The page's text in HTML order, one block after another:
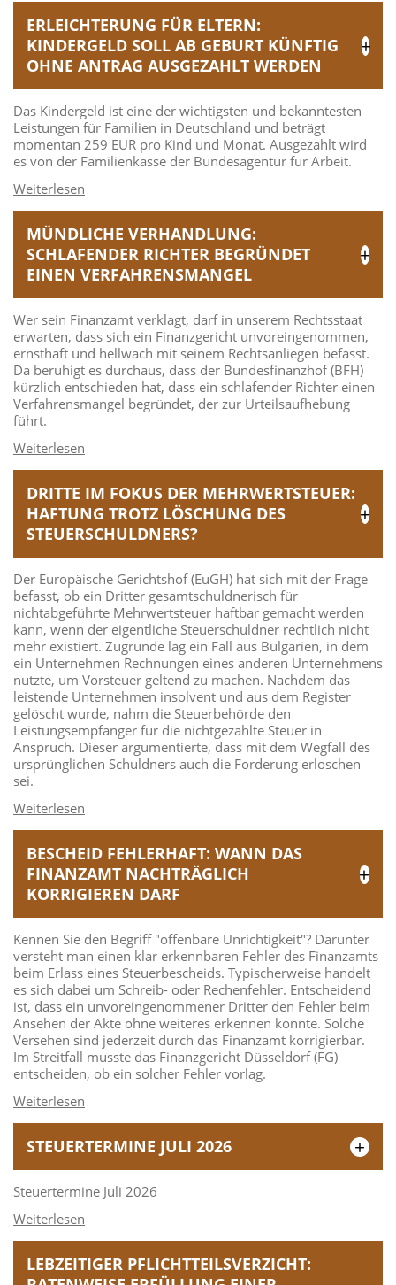
ERLEICHTERUNG FÜR ELTERN:
KINDERGELD SOLL AB GEBURT KÜNFTIG
OHNE ANTRAG AUSGEZAHLT WERDEN
Das Kindergeld ist eine der wichtigsten und bekanntesten
Leistungen für Familien in Deutschland und beträgt
momentan 259 EUR pro Kind und Monat. Ausgezahlt wird
es von der Familienkasse der Bundesagentur für Arbeit.
MÜNDLICHE VERHANDLUNG:
SCHLAFENDER RICHTER BEGRÜNDET
EINEN VERFAHRENSMANGEL
Wer sein Finanzamt verklagt, darf in unserem Rechtsstaat
erwarten, dass sich ein Finanzgericht unvoreingenommen,
ernsthaft und hellwach mit seinem Rechtsanliegen befasst.
Da beruhigt es durchaus, dass der Bundesfinanzhof (BFH)
kürzlich entschieden hat, dass ein schlafender Richter einen
Verfahrensmangel begründet, der zur Urteilsaufhebung
führt.
DRITTE IM FOKUS DER MEHRWERTSTEUER:
HAFTUNG TROTZ LÖSCHUNG DES
STEUERSCHULDNERS?
Der Europäische Gerichtshof (EuGH) hat sich mit der Frage
befasst, ob ein Dritter gesamtschuldnerisch für
nichtabgeführte Mehrwertsteuer haftbar gemacht werden
kann, wenn der eigentliche Steuerschuldner rechtlich nicht
mehr existiert. Zugrunde lag ein Fall aus Bulgarien, in dem
ein Unternehmen Rechnungen eines anderen Unternehmens
nutzte, um Vorsteuer geltend zu machen. Nachdem das
leistende Unternehmen insolvent und aus dem Register
gelöscht wurde, nahm die Steuerbehörde den
Leistungsempfänger für die nichtgezahlte Steuer in
Anspruch. Dieser argumentierte, dass mit dem Wegfall des
ursprünglichen Schuldners auch die Forderung erloschen
sei.
BESCHEID FEHLERHAFT: WANN DAS
FINANZAMT NACHTRÄGLICH
KORRIGIEREN DARF
Kennen Sie den Begriff "offenbare Unrichtigkeit"? Darunter
versteht man einen klar erkennbaren Fehler des Finanzamts
beim Erlass eines Steuerbescheids. Typischerweise handelt
es sich dabei um Schreib- oder Rechenfehler. Entscheidend
ist, dass ein unvoreingenommener Dritter den Fehler beim
Ansehen der Akte ohne weiteres erkennen könnte. Solche
Versehen sind jederzeit durch das Finanzamt korrigierbar.
Im Streitfall musste das Finanzgericht Düsseldorf (FG)
entscheiden, ob ein solcher Fehler vorlag.
STEUERTERMINE JULI 2026
Steuertermine Juli 2026
LEBZEITIGER PFLICHTTEILSVERZICHT: